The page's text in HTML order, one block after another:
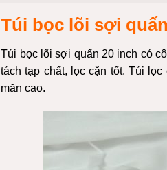
Túi bọc lõi sợi
Túi bọc lõi sợi quấn 20 inch có
tách tạp chất, lọc cặn tốt. Túi
mặn cao.